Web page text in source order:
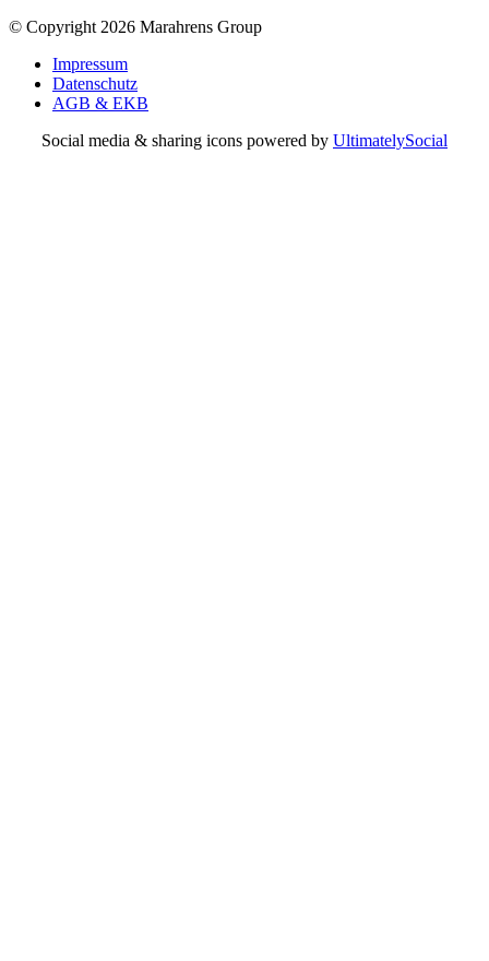
© Copyright 2026 Marahrens Group
Impressum
Datenschutz
AGB & EKB
Social media & sharing icons powered by UltimatelySocial